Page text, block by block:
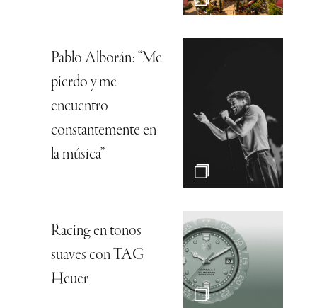
Pablo Alborán: “Me
pierdo y me
encuentro
constantemente en
la música”
Racing en tonos
suaves con TAG
Heuer